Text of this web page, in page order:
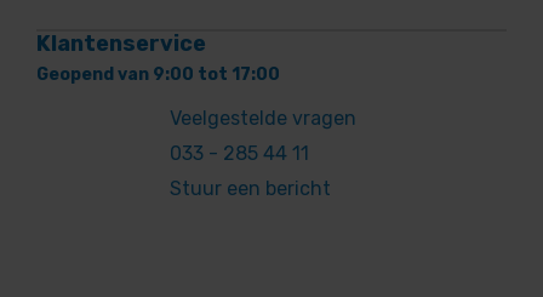
Klantenservice
Geopend van 9:00 tot 17:00
Veelgestelde vragen
033 - 285 44 11
Stuur een bericht